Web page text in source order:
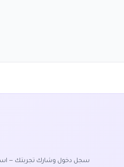
سجل دخول وشارك تجربتك —